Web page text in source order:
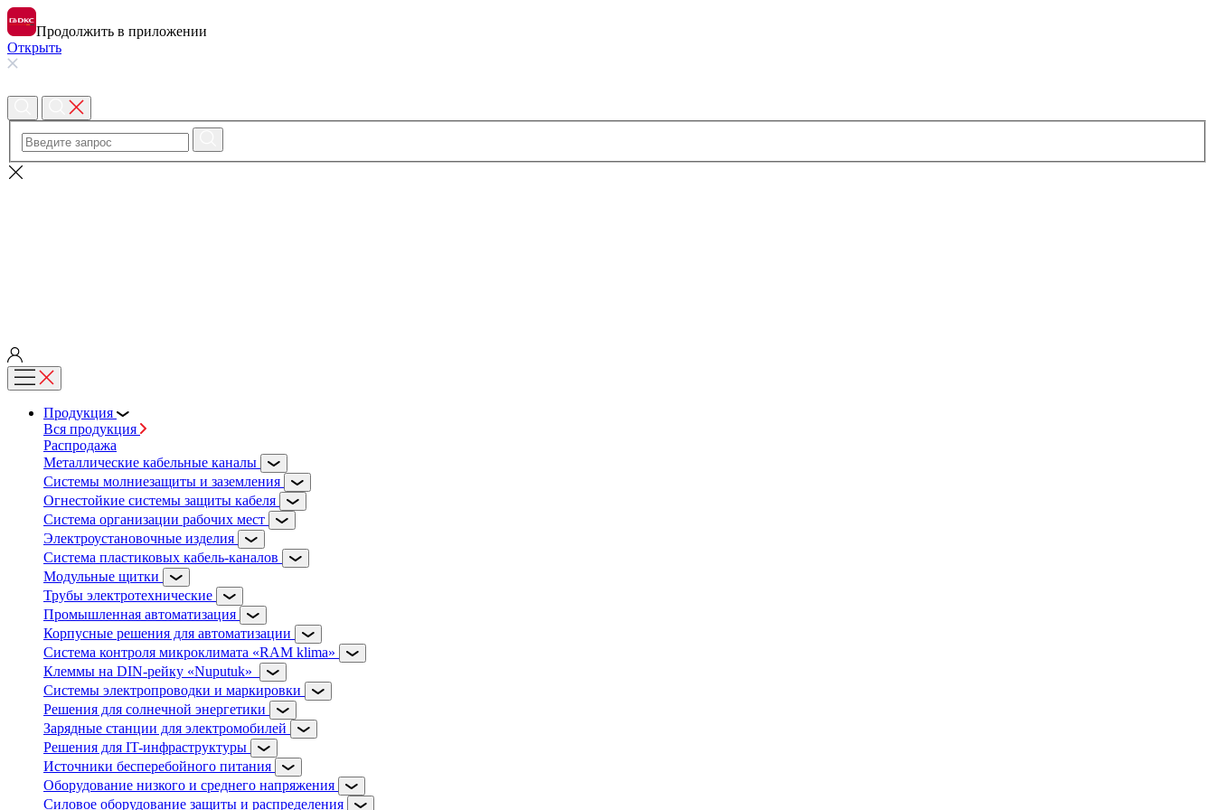
Продолжить в приложении
Открыть
Продукция
Вся продукция
Распродажа
Металлические кабельные каналы
Системы молниезащиты и заземления
Огнестойкие системы защиты кабеля
Система организации рабочих мест
Электроустановочные изделия
Система пластиковых кабель-каналов
Модульные щитки
Трубы электротехнические
Промышленная автоматизация
Корпусные решения для автоматизации
Система контроля микроклимата «RAM klima»
Клеммы на DIN-рейку «Nuputuk»
Системы электропроводки и маркировки
Решения для солнечной энергетики
Зарядные станции для электромобилей
Решения для IT-инфраструктуры
Источники бесперебойного питания
Оборудование низкого и среднего напряжения
Силовое оборудование защиты и распределения